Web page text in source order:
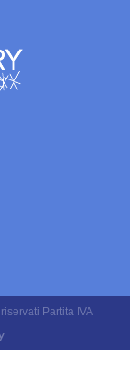
Partita IVA